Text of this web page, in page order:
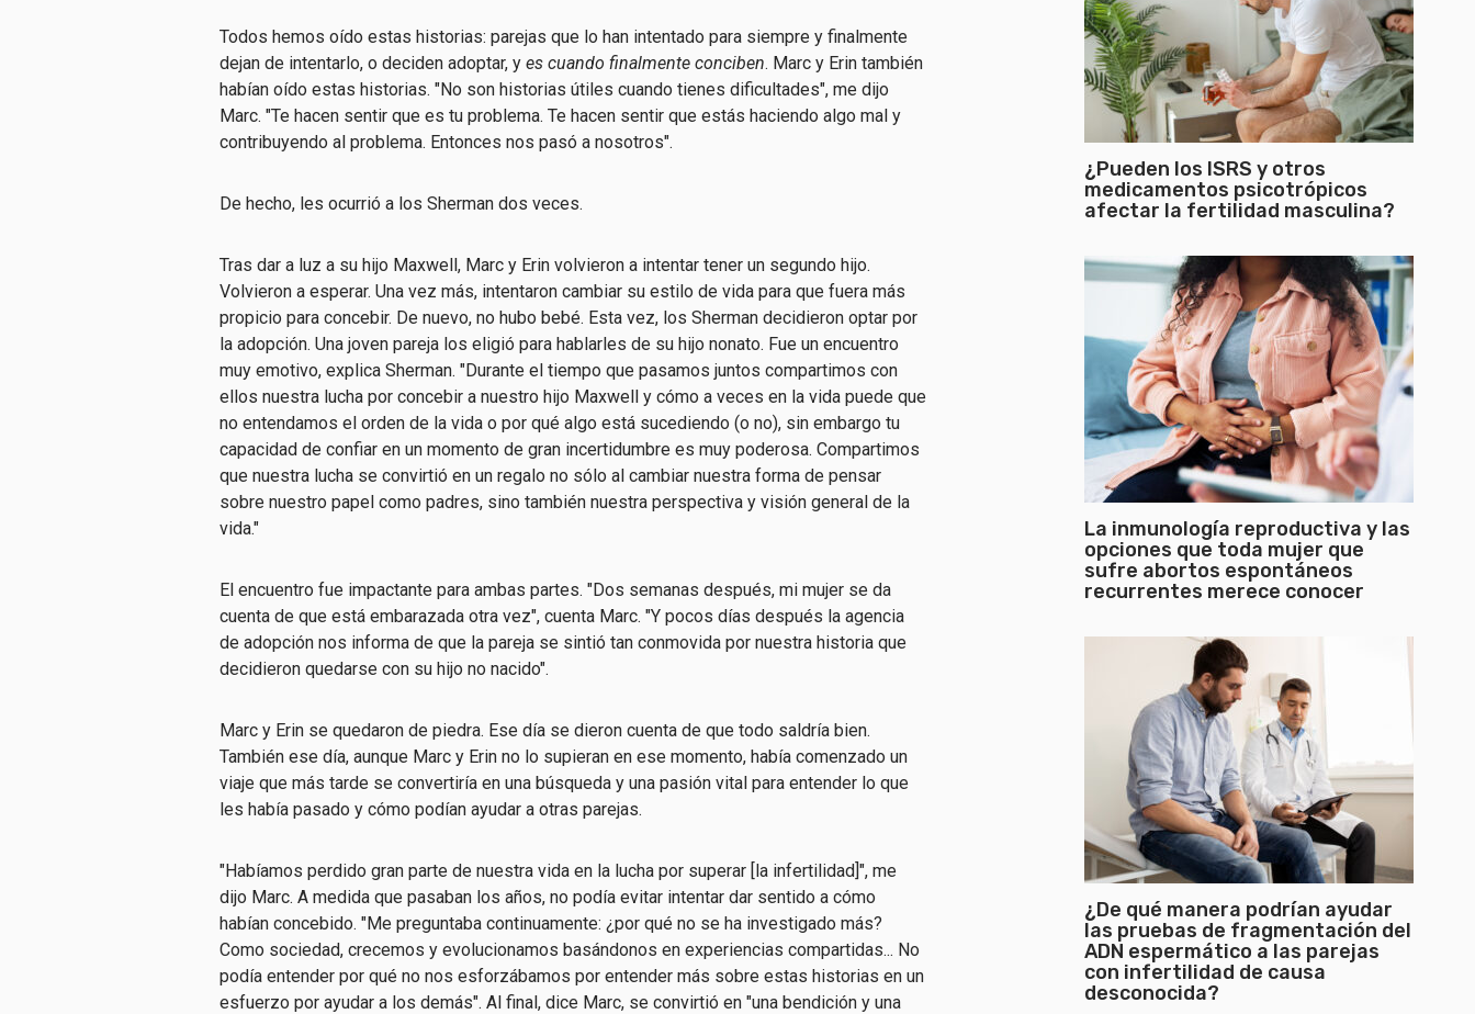
Todos hemos oído estas historias: parejas que lo han intentado para siempre y finalmente
dejan de intentarlo, o deciden adoptar, y es cuando finalmente conciben. Marc y Erin también
habían oído estas historias. "No son historias útiles cuando tienes dificultades", me dijo
Marc. "Te hacen sentir que es tu problema. Te hacen sentir que estás haciendo algo mal y
contribuyendo al problema. Entonces nos pasó a nosotros".
De hecho, les ocurrió a los Sherman dos veces.
Tras dar a luz a su hijo Maxwell, Marc y Erin volvieron a intentar tener un segundo hijo.
Volvieron a esperar. Una vez más, intentaron cambiar su estilo de vida para que fuera más
propicio para concebir. De nuevo, no hubo bebé. Esta vez, los Sherman decidieron optar por
la adopción. Una joven pareja los eligió para hablarles de su hijo nonato. Fue un encuentro
muy emotivo, explica Sherman. "Durante el tiempo que pasamos juntos compartimos con
ellos nuestra lucha por concebir a nuestro hijo Maxwell y cómo a veces en la vida puede que
no entendamos el orden de la vida o por qué algo está sucediendo (o no), sin embargo tu
capacidad de confiar en un momento de gran incertidumbre es muy poderosa. Compartimos
que nuestra lucha se convirtió en un regalo no sólo al cambiar nuestra forma de pensar
sobre nuestro papel como padres, sino también nuestra perspectiva y visión general de la
vida."
El encuentro fue impactante para ambas partes. "Dos semanas después, mi mujer se da
cuenta de que está embarazada otra vez", cuenta Marc. "Y pocos días después la agencia
de adopción nos informa de que la pareja se sintió tan conmovida por nuestra historia que
decidieron quedarse con su hijo no nacido".
Marc y Erin se quedaron de piedra. Ese día se dieron cuenta de que todo saldría bien.
También ese día, aunque Marc y Erin no lo supieran en ese momento, había comenzado un
viaje que más tarde se convertiría en una búsqueda y una pasión vital para entender lo que
les había pasado y cómo podían ayudar a otras parejas.
"Habíamos perdido gran parte de nuestra vida en la lucha por superar [la infertilidad]", me
dijo Marc. A medida que pasaban los años, no podía evitar intentar dar sentido a cómo
habían concebido. "Me preguntaba continuamente: ¿por qué no se ha investigado más?
Como sociedad, crecemos y evolucionamos basándonos en experiencias compartidas... No
podía entender por qué no nos esforzábamos por entender más sobre estas historias en un
esfuerzo por ayudar a los demás". Al final, dice Marc, se convirtió en "una bendición y una
¿Pueden los ISRS y otros
medicamentos psicotrópicos
afectar la fertilidad masculina?
La inmunología reproductiva y las
opciones que toda mujer que
sufre abortos espontáneos
recurrentes merece conocer
¿De qué manera podrían ayudar
las pruebas de fragmentación del
ADN espermático a las parejas
con infertilidad de causa
desconocida?